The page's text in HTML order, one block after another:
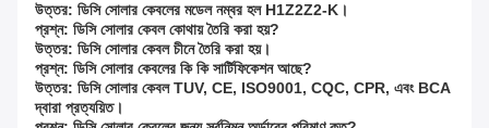
উত্তর: ডিসি সোলার কেবলের মডেল নম্বর হল H1Z2Z2-K।
প্রশ্ন: ডিসি সোলার কেবল কোথায় তৈরি করা হয়?
উত্তর: ডিসি সোলার কেবল চীনে তৈরি করা হয়।
প্রশ্ন: ডিসি সোলার কেবলের কি কি সার্টিফিকেশন আছে?
উত্তর: ডিসি সোলার কেবল TUV, CE, ISO9001, CQC, CPR, এবং BCA
দ্বারা প্রত্যয়িত।